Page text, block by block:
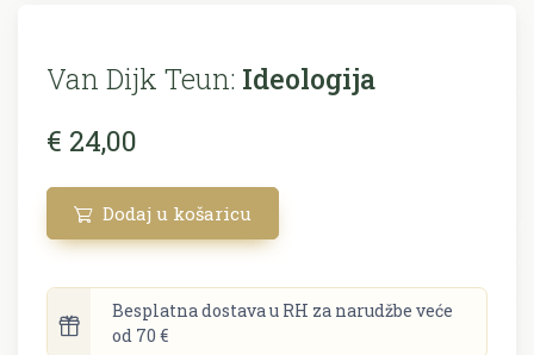
Van Dijk Teun: Ideologija
€ 24,00
Dodaj u košaricu
Besplatna dostava u RH za narudžbe veće
od 70 €